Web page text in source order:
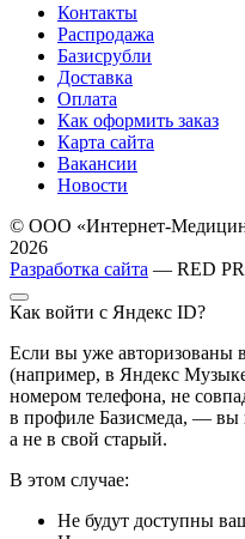
Контакты
Распродажа
Базисрубли
Доставка
Оплата
Как оформить заказ
Карта сайта
Вакансии
Новости
© ООО «Интернет-
2026
Разработка сайта — RED
Как войти с Яндекс ID?
Если вы уже авторизованы
(например, в Яндекс
номером телефона, не
в профиле Базисмеда, — вы
а не в свой старый.
В этом случае:
Не будут доступны